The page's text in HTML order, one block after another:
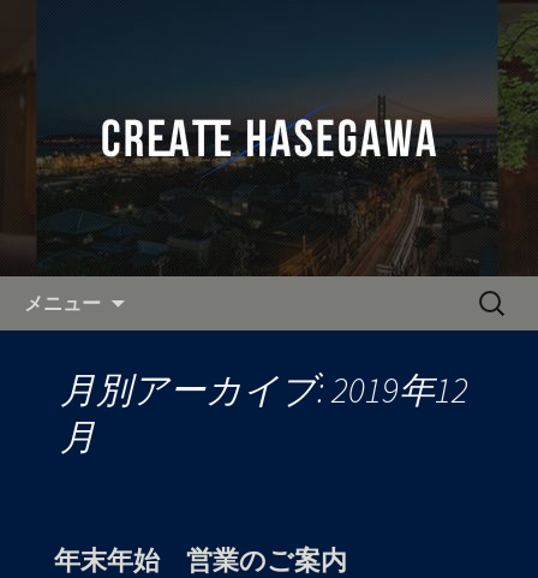
全国へ出張可能なカメラマン
「クリエイト長谷川」の公式ブ
ログ
奈良・関西を中心に活動し、全国へ出
張可能なカメラマンをお探しなら「有
限会社クリエイト長谷川」へ。
メニュー
検
月別アーカイブ: 2019年12
月
年末年始 営業のご案内